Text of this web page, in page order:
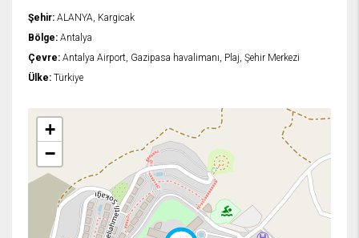
Şehir: ALANYA, Kargicak
Bölge: Antalya
Çevre: Antalya Airport, Gazipasa havalimanı, Plaj, Şehir Merkezi
Ülke: Türkiye
+
−